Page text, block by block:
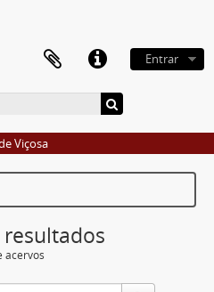
Entrar
Viçosa
acervos